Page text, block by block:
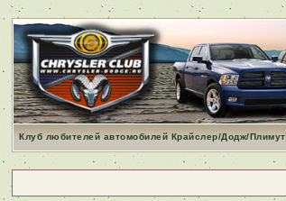
Клуб любителей автомобилей Крайслер/Додж/Плимут